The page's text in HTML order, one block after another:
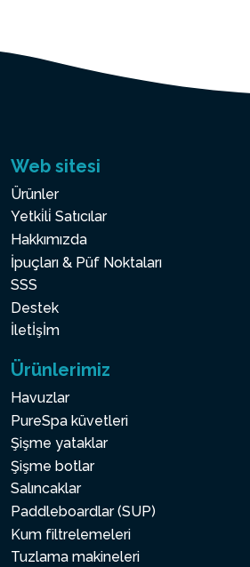
Web sitesi
Ürünler
Yetki̇li̇ Satıcılar
Hakkımızda
İpuçları & Püf Noktaları
SSS
Destek
İletİşİm
Ürünlerimiz
Havuzlar
PureSpa küvetleri
Şişme yataklar
Şişme botlar
Salıncaklar
Paddleboardlar (SUP)
Kum filtrelemeleri
Tuzlama makineleri